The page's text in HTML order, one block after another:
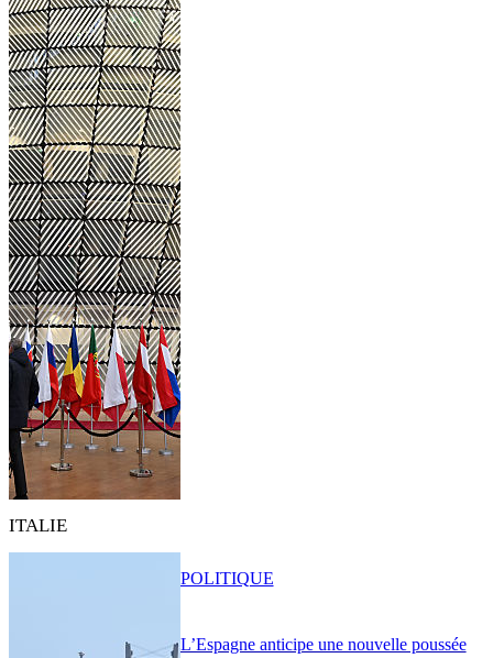
ITALIE
L’Espagne anticipe une nouvelle poussée
POLITIQUE